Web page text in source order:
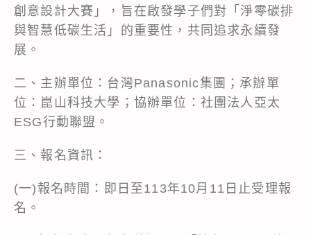
創意設計大賽」，旨在啟發學子們對「淨零碳排
與智慧低碳生活」的重要性，共同追求永續發
展。
二、主辦單位：台灣Panasonic集團；承辦單
位：崑山科技大學；協辦單位：社團法人亞太
ESG行動聯盟。
三、報名資訊：
(一)報名時間：即日至113年10月11日止受理報
名。